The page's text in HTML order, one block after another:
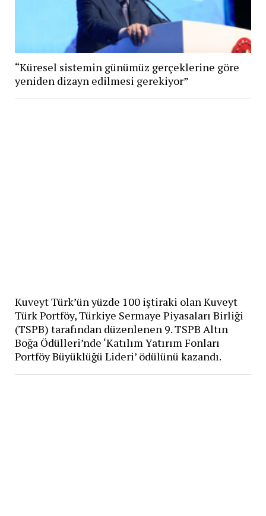
“Küresel sistemin günümüz gerçeklerine göre
yeniden dizayn edilmesi gerekiyor”
Kuveyt Türk’ün yüzde 100 iştiraki olan Kuveyt
Türk Portföy, Türkiye Sermaye Piyasaları Birliği
(TSPB) tarafından düzenlenen 9. TSPB Altın
Boğa Ödülleri’nde ‘Katılım Yatırım Fonları
Portföy Büyüklüğü Lideri’ ödülünü kazandı.